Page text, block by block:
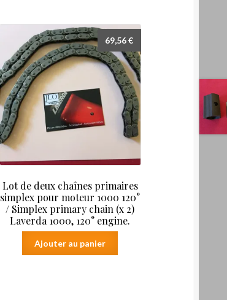
Lot de deux chaînes primaires
simplex pour moteur 1000 120°
/ Simplex primary chain (x 2)
Laverda 1000, 120° engine.
69,56€
Ajouter au panier